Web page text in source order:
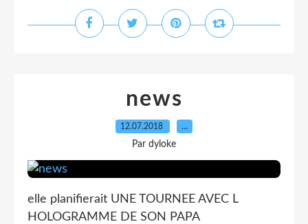
news
12.07.2018 …
Par dyloke
elle planifierait UNE TOURNEE AVEC L
HOLOGRAMME DE SON PAPA